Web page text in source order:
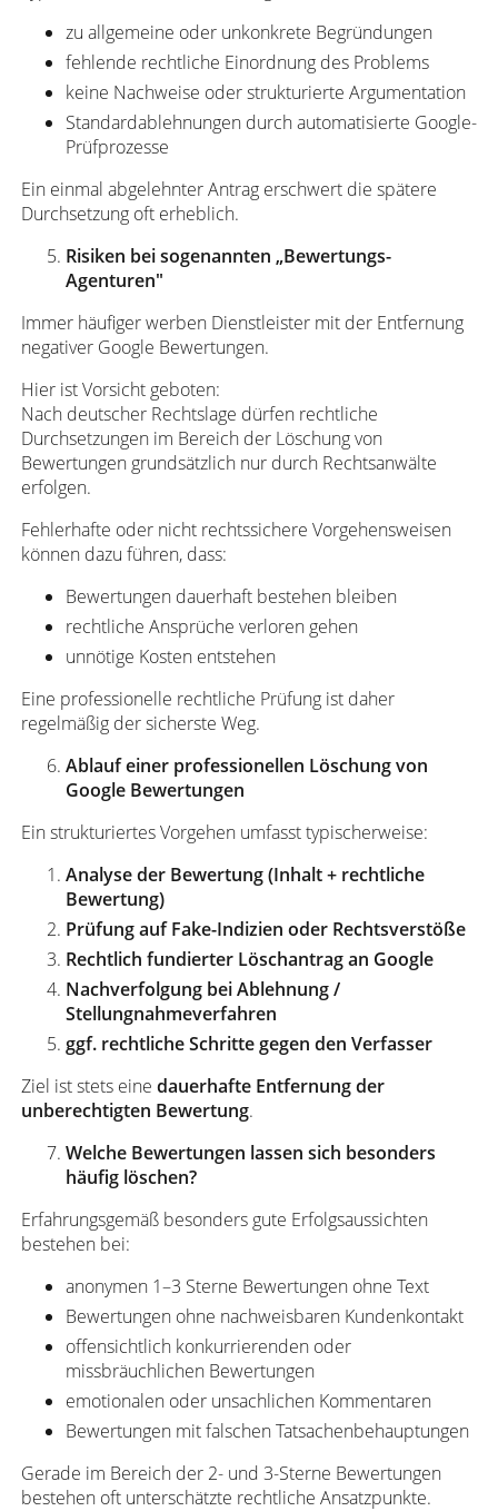
zu allgemeine oder unkonkrete Begründungen
fehlende rechtliche Einordnung des Problems
keine Nachweise oder strukturierte Argumentation
Standardablehnungen durch automatisierte Google-
Prüfprozesse
Ein einmal abgelehnter Antrag erschwert die spätere
Durchsetzung oft erheblich.
Risiken bei sogenannten „Bewertungs-
Agenturen"
Immer häufiger werben Dienstleister mit der Entfernung
negativer Google Bewertungen.
Hier ist Vorsicht geboten:
Nach deutscher Rechtslage dürfen rechtliche
Durchsetzungen im Bereich der Löschung von
Bewertungen grundsätzlich nur durch Rechtsanwälte
erfolgen.
Fehlerhafte oder nicht rechtssichere Vorgehensweisen
können dazu führen, dass:
Bewertungen dauerhaft bestehen bleiben
rechtliche Ansprüche verloren gehen
unnötige Kosten entstehen
Eine professionelle rechtliche Prüfung ist daher
regelmäßig der sicherste Weg.
Ablauf einer professionellen Löschung von
Google Bewertungen
Ein strukturiertes Vorgehen umfasst typischerweise:
Analyse der Bewertung (Inhalt + rechtliche
Bewertung)
Prüfung auf Fake-Indizien oder Rechtsverstöße
Rechtlich fundierter Löschantrag an Google
Nachverfolgung bei Ablehnung /
Stellungnahmeverfahren
ggf. rechtliche Schritte gegen den Verfasser
Ziel ist stets eine dauerhafte Entfernung der
unberechtigten Bewertung.
Welche Bewertungen lassen sich besonders
häufig löschen?
Erfahrungsgemäß besonders gute Erfolgsaussichten
bestehen bei:
anonymen 1–3 Sterne Bewertungen ohne Text
Bewertungen ohne nachweisbaren Kundenkontakt
offensichtlich konkurrierenden oder
missbräuchlichen Bewertungen
emotionalen oder unsachlichen Kommentaren
Bewertungen mit falschen Tatsachenbehauptungen
Gerade im Bereich der 2- und 3-Sterne Bewertungen
bestehen oft unterschätzte rechtliche Ansatzpunkte.